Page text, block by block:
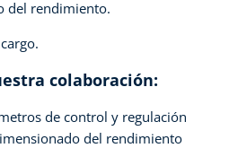
del rendimiento.
colaboración:
de control y regulación
del rendimiento